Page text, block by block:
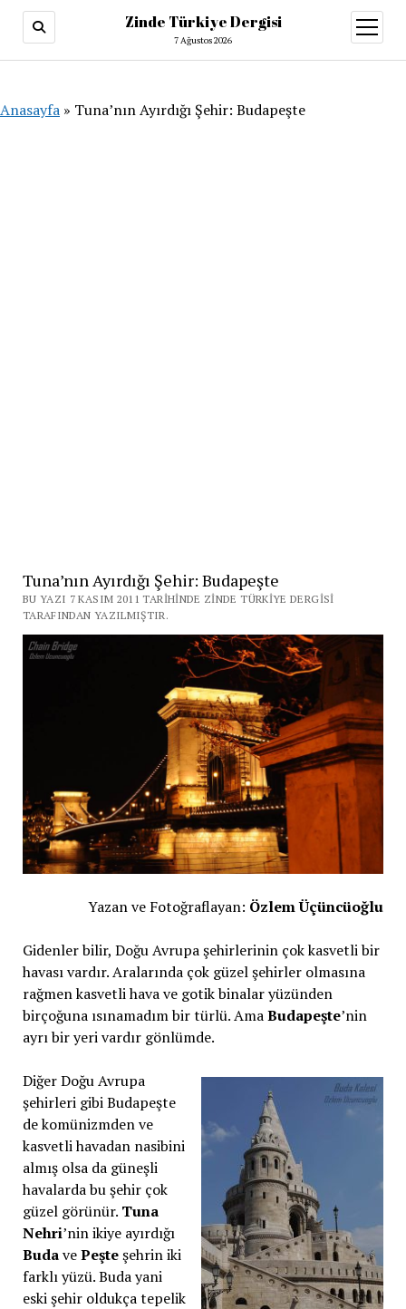
Zinde Türkiye Dergisi
7 Ağustos 2026
aç
Anasayfa » Tuna’nın Ayırdığı Şehir: Budapeşte
Tuna’nın Ayırdığı Şehir: Budapeşte
BU YAZI 7 KASIM 2011 TARIHINDE ZINDE TÜRKIYE DERGISI
TARAFINDAN YAZILMIŞTIR.
Yazan ve Fotoğraflayan: Özlem Üçüncüoğlu
Gidenler bilir, Doğu Avrupa şehirlerinin çok kasvetli bir
havası vardır. Aralarında çok güzel şehirler olmasına
rağmen kasvetli hava ve gotik binalar yüzünden
birçoğuna ısınamadım bir türlü. AmaBudapeşte’nin
ayrı bir yeri vardır gönlümde.
Diğer Doğu Avrupa
şehirleri gibi Budapeşte
de komünizmden ve
kasvetli havadan nasibini
almış olsa da güneşli
havalarda bu şehir çok
güzel görünür. Tuna
Nehri’nin ikiye ayırdığı
BudavePeşteşehrin iki
farklı yüzü. Buda yani
eski şehir oldukça tepelik